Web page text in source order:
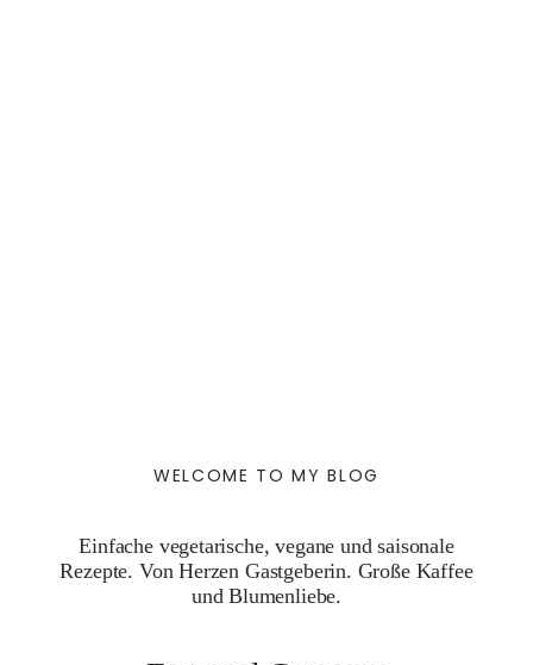
WELCOME TO MY BLOG
Einfache vegetarische, vegane und saisonale
Rezepte. Von Herzen Gastgeberin. Große Kaffee
und Blumenliebe.